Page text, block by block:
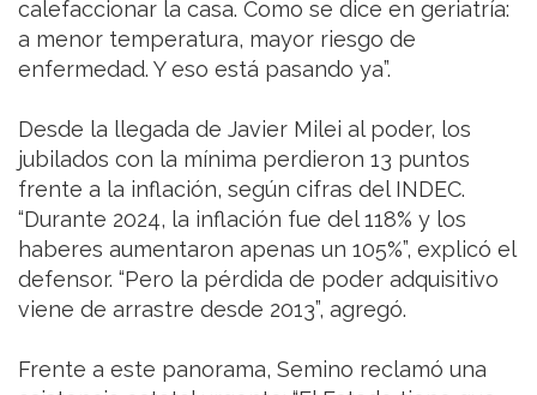
calefaccionar la casa. Como se dice en geriatría:
a menor temperatura, mayor riesgo de
enfermedad. Y eso está pasando ya”.
Desde la llegada de Javier Milei al poder, los
jubilados con la mínima perdieron 13 puntos
frente a la inflación, según cifras del INDEC.
“Durante 2024, la inflación fue del 118% y los
haberes aumentaron apenas un 105%”, explicó el
defensor. “Pero la pérdida de poder adquisitivo
viene de arrastre desde 2013”, agregó.
Frente a este panorama, Semino reclamó una